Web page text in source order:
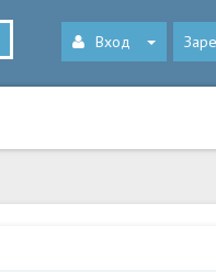
Вход